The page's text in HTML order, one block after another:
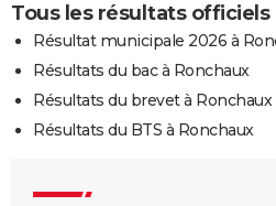
Tous les résultats officiels
Résultat municipale 2026 à
Résultats du bac à Ronchaux
Résultats du brevet à Ronchaux
Résultats du BTS à Ronchaux